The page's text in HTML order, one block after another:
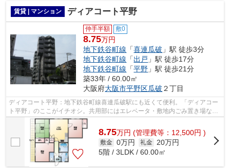
賃貸 | マンション ディアコート平野
仲手半額 敷0
8.75万円
地下鉄谷町線 「喜連瓜破 」駅 徒歩3分
地下鉄谷町線 「出戸 」駅 徒歩17分
地下鉄谷町線 「平野 」駅 徒歩21分
築33年 / 60.00㎡
大阪府大阪市平野区瓜破 ２丁目
ディアコート平野：地下鉄谷町線喜連瓜破駅にも近くて便利。「ディアコー
ト平野」のここがイチオシ。共用部にはエレベータ・敷地内ごみ置き場など
様々な設備やサービスが揃っているの...
8.75万円 (管理費等：12,500円 )
敷金 0万円 礼金
20万円
5階 / 3LDK / 60.00㎡